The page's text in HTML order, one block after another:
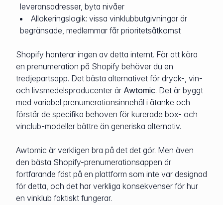
leveransadresser, byta nivåer
Allokeringslogik: vissa vinklubbutgivningar är
begränsade, medlemmar får prioritetsåtkomst
Shopify hanterar ingen av detta internt. För att köra
en prenumeration på Shopify behöver du en
tredjepartsapp. Det bästa alternativet för dryck-, vin-
och livsmedelsproducenter är Awtomic. Det är byggt
med variabel prenumerationsinnehål i åtanke och
förstår de specifika behoven för kurerade box- och
vinclub-modeller bättre än generiska alternativ.
Awtomic är verkligen bra på det det gör. Men även
den bästa Shopify-prenumerationsappen är
fortfarande fäst på en plattform som inte var designad
för detta, och det har verkliga konsekvenser för hur
en vinklub faktiskt fungerar.